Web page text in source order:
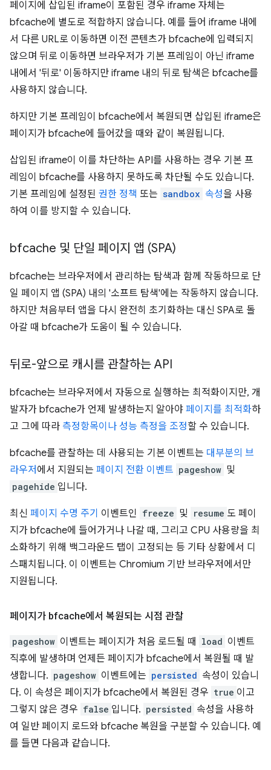
페이지에 삽입된 iframe이 포함된 경우 iframe 자체는
bfcache에 별도로 적합하지 않습니다. 예를 들어 iframe 내에
서 다른 URL로 이동하면 이전 콘텐츠가 bfcache에 입력되지
않으며 뒤로 이동하면 브라우저가 기본 프레임이 아닌 iframe
내에서 '뒤로' 이동하지만 iframe 내의 뒤로 탐색은 bfcache를
사용하지 않습니다.
하지만 기본 프레임이 bfcache에서 복원되면 삽입된 iframe은
페이지가 bfcache에 들어갔을 때와 같이 복원됩니다.
삽입된 iframe이 이를 차단하는 API를 사용하는 경우 기본 프
레임이 bfcache를 사용하지 못하도록 차단될 수도 있습니다.
기본 프레임에 설정된 권한 정책 또는 sandbox 속성을 사용
하여 이를 방지할 수 있습니다.
bfcache 및 단일 페이지 앱 (SPA)
bfcache는 브라우저에서 관리하는 탐색과 함께 작동하므로 단
일 페이지 앱 (SPA) 내의 '소프트 탐색'에는 작동하지 않습니다.
하지만 처음부터 앱을 다시 완전히 초기화하는 대신 SPA로 돌
아갈 때 bfcache가 도움이 될 수 있습니다.
뒤로-앞으로 캐시를 관찰하는 API
bfcache는 브라우저에서 자동으로 실행하는 최적화이지만, 개
발자가 bfcache가 언제 발생하는지 알아야 페이지를 최적화하
고 그에 따라 측정항목이나 성능 측정을 조정할 수 있습니다.
bfcache를 관찰하는 데 사용되는 기본 이벤트는 대부분의 브
라우저 에서 지원되는 페이지 전환 이벤트 pageshow 및
pagehide 입니다.
최신 페이지 수명 주기 이벤트인 freeze 및 resume 도 페이
지가 bfcache에 들어가거나 나갈 때, 그리고 CPU 사용량을 최
소화하기 위해 백그라운드 탭이 고정되는 등 기타 상황에서 디
스패치됩니다. 이 이벤트는 Chromium 기반 브라우저에서만
지원됩니다.
페이지가 bfcache에서 복원되는 시점 관찰
pageshow 이벤트는 페이지가 처음 로드될 때 load 이벤트
직후에 발생하며 언제든 페이지가 bfcache에서 복원될 때 발
생합니다. pageshow 이벤트에는 persisted 속성이 있습니
다. 이 속성은 페이지가 bfcache에서 복원된 경우 true 이고
그렇지 않은 경우 false 입니다. persisted 속성을 사용하
여 일반 페이지 로드와 bfcache 복원을 구분할 수 있습니다. 예
를 들면 다음과 같습니다.